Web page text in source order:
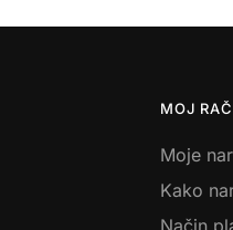
MOJ
Moje
Kako
Način